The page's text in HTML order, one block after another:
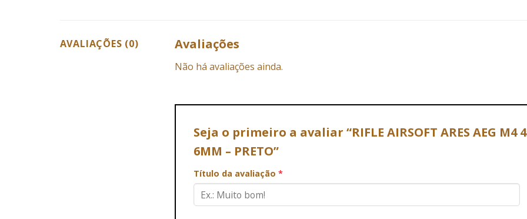
AVALIAÇÕES (0) Avaliações
Não há avaliações ainda.
Seja o primeiro a avaliar “RIFLE AIRSOFT ARES AEG M4
6MM – PRETO”
Título da avaliação *